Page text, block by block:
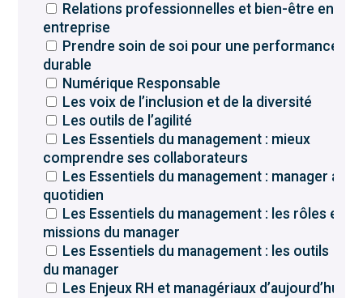
Relations professionnelles et bien-être en
entreprise
Prendre soin de soi pour une performance
durable
Numérique Responsable
Les voix de l’inclusion et de la diversité
Les outils de l’agilité
Les Essentiels du management : mieux
comprendre ses collaborateurs
Les Essentiels du management : manager au
quotidien
Les Essentiels du management : les rôles et
missions du manager
Les Essentiels du management : les outils
du manager
Les Enjeux RH et managériaux d’aujourd’hui